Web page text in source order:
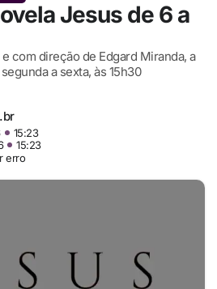
Jesus de 6 a
com direção de Edgard Miranda, a
a sexta, às 15h30
15:23
15:23
erro